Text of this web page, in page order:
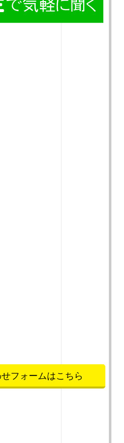
フォームはこちら